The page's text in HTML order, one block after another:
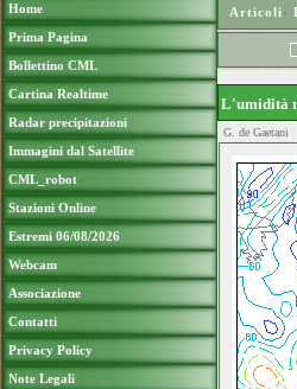
Home
Prima Pagina
Bollettino CML
Cartina Realtime
Radar precipitazioni
Immagini dal Satellite
CML_robot
Stazioni Online
Estremi 06/08/2026
Webcam
Associazione
Contatti
Privacy Policy
Note Legali
Articoli›
L'umidità
G. de Gaetani